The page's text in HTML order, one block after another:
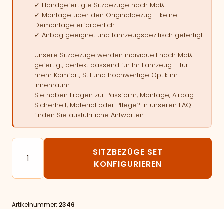
✓ Handgefertigte Sitzbezüge nach Maß
✓ Montage über den Originalbezug – keine
Demontage erforderlich
✓ Airbag geeignet und fahrzeugspezifisch gefertigt
Unsere Sitzbezüge werden individuell nach Maß
gefertigt, perfekt passend für Ihr Fahrzeug – für
mehr Komfort, Stil und hochwertige Optik im
Innenraum.
Sie haben Fragen zur Passform, Montage, Airbag-
Sicherheit, Material oder Pflege? In unseren FAQ
finden Sie ausführliche Antworten.
Autositzbezüge passend für TOYOTA Corolla Verso I
SITZBEZÜGE SET
KONFIGURIEREN
Artikelnummer: 2346